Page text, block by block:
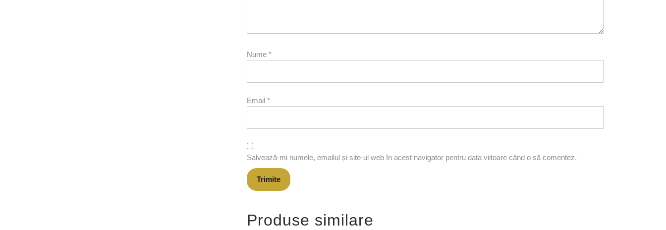
Nume *
Email *
Salvează-mi numele, emailul și site-ul web în acest navigator pentru data viitoare când o să comentez.
Produse similare